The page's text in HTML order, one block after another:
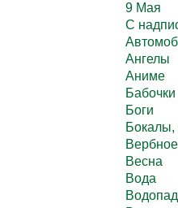
9 Мая
C
Ангелы
Аниме
Бабочки
Боги
Бокалы,
Весна
Вода